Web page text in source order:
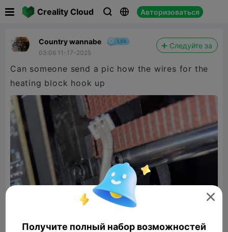
Creality Cloud   Авторизоваться
Country wannabe
03:06 11-17-2025
Следуйте за
Can someone send a pic how the wires for the
heating block hook up

Получите полный набор возможностей